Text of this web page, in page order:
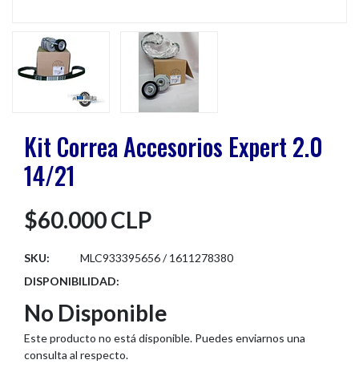
Kit Correa Accesorios Expert 2.0
14/21
$60.000 CLP
SKU:
MLC933395656 / 1611278380
DISPONIBILIDAD:
No Disponible
Este producto no está disponible. Puedes enviarnos una
consulta al respecto.